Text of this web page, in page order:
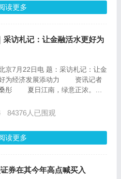
读更多
采访札记：让金融活水更好为
7月22日电 题：采访札记：让金
为经济发展添动力 资讯记者
彤 夏日江南，绿意正浓。
间内，上百台机床全速运转，刚下
84376人已围观
读更多
券在其今年高点喊买入